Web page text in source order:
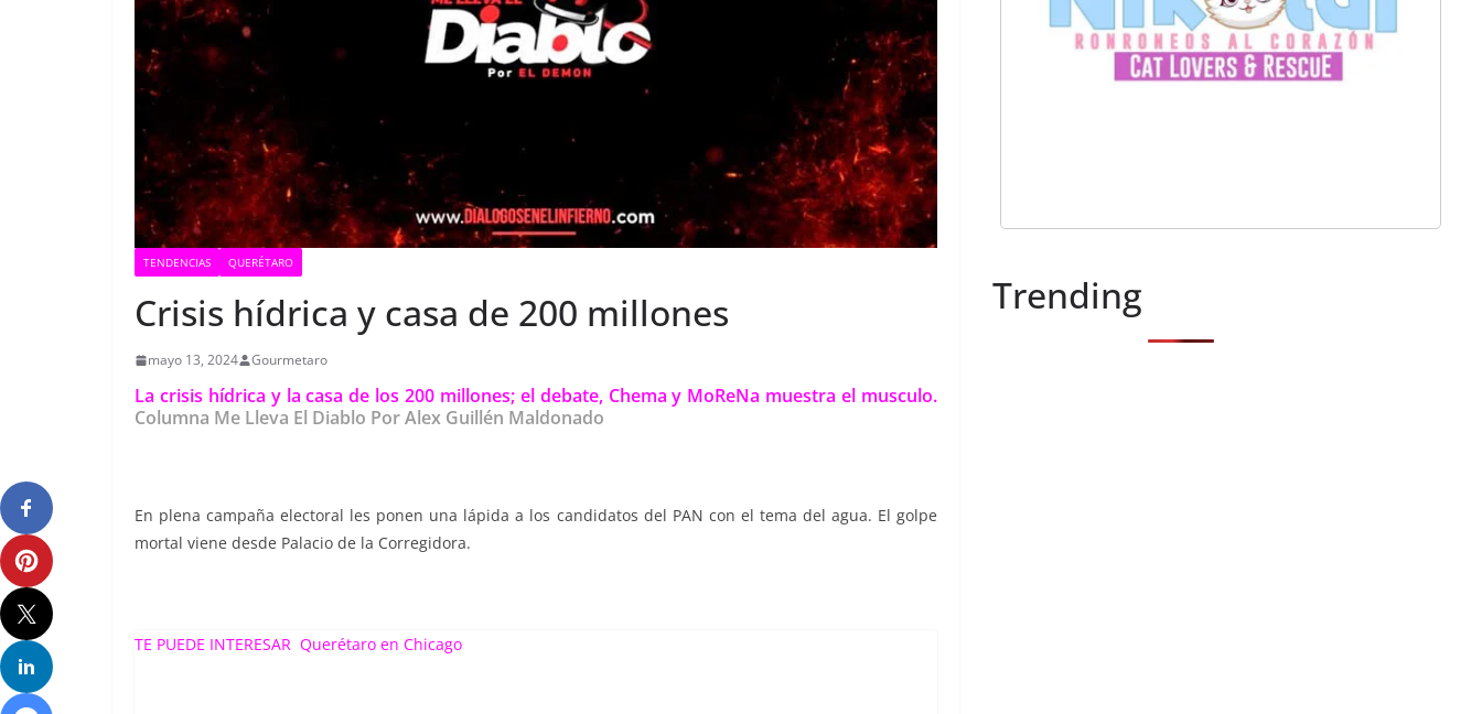
TENDENCIAS QUERÉTARO
Crisis hídrica y casa de 200 millones
mayo 13, 2024 Gourmetaro
La crisis hídrica y la casa de los 200 millones; el debate, Chema y MoReNa muestra el musculo.
Columna Me Lleva El Diablo Por Alex Guillén Maldonado
En plena campaña electoral les ponen una lápida a los candidatos del PAN con el tema del agua. El golpe
mortal viene desde Palacio de la Corregidora.
TE PUEDE INTERESAR Querétaro en Chicago
Trending